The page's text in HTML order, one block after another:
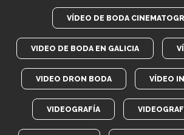
VÍDEO DE BODA
VIDEO DE BODA EN GALICIA
VIDEO DRON BODA VÍDEO
VIDEOGRAFÍA